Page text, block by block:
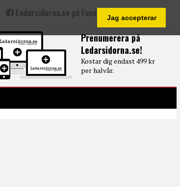
Jag accepterar
Prenumerera på
Ledarsidorna.se!
Kostar dig endast 499 kr
per halvår.
Ledarsidorna.se på Facebook